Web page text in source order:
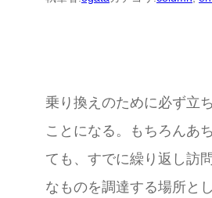
乗り換えのために必ず立
ことになる。もちろんあ
ても、すでに繰り返し訪
なものを調達する場所と